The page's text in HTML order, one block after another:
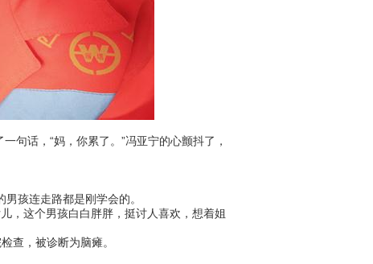
话，“妈，你累了。”冯亚宁的心颤抖了，
孩连走路都是刚学会的。
这个男孩白白胖胖，挺讨人喜欢，想着姐
查，被诊断为脑瘫。